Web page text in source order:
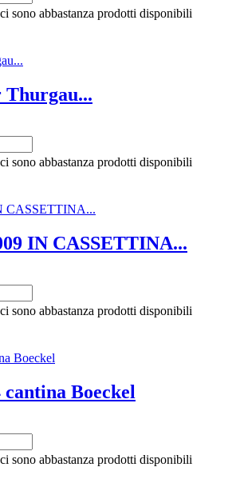
sono abbastanza prodotti disponibili
sono abbastanza prodotti disponibili
IN CASSETTINA...
sono abbastanza prodotti disponibili
cantina Boeckel
sono abbastanza prodotti disponibili